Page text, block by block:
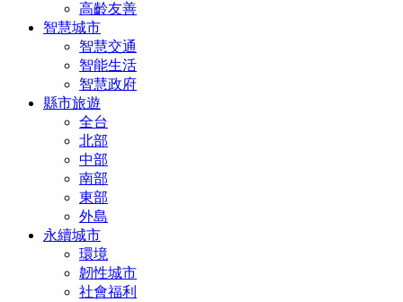
高齡友善
智慧城市
智慧交通
智能生活
智慧政府
縣市旅遊
全台
北部
中部
南部
東部
外島
永續城市
環境
韌性城市
社會福利